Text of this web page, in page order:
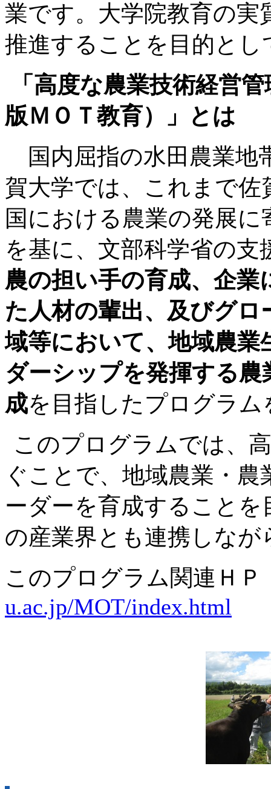
業です。大学院教育の実
推進することを目的とし
「高度な農業技術経営
版ＭＯＴ教育）」とは
国内屈指の水田農業地
賀大学では、これまで
国における農業の発展
を基に、文部科学省の支
農の担い手の育成、企
た人材の輩出、及びグ
域等において、地域農業
ダーシップを発揮する
成を目指したプログラ
このプログラムでは、
ぐことで、地域農業・
ーダーを育成すること
の産業界とも連携しな
このプログラム関連Ｈ
u.ac.jp/MOT/index.html